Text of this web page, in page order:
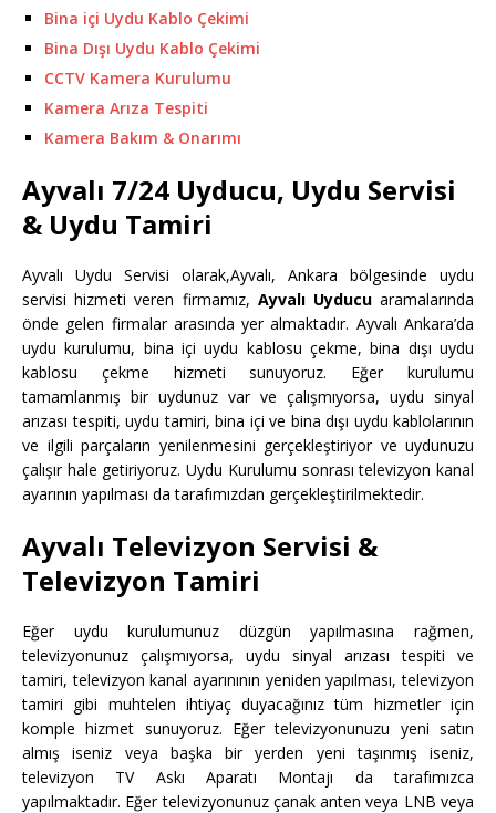
Bina içi Uydu Kablo Çekimi
Bina Dışı Uydu Kablo Çekimi
CCTV Kamera Kurulumu
Kamera Arıza Tespiti
Kamera Bakım & Onarımı
Ayvalı 7/24 Uyducu, Uydu Servisi
& Uydu Tamiri
Ayvalı Uydu Servisi olarak,Ayvalı, Ankara bölgesinde uydu
servisi hizmeti veren firmamız, Ayvalı Uyducuaramalarında
önde gelen firmalar arasında yer almaktadır. Ayvalı Ankara’da
uydu kurulumu, bina içi uydu kablosu çekme, bina dışı uydu
kablosu çekme hizmeti sunuyoruz. Eğer kurulumu
tamamlanmış bir uydunuz var ve çalışmıyorsa, uydu sinyal
arızası tespiti, uydu tamiri, bina içi ve bina dışı uydu kablolarının
ve ilgili parçaların yenilenmesini gerçekleştiriyor ve uydunuzu
çalışır hale getiriyoruz. Uydu Kurulumu sonrası televizyon kanal
ayarının yapılması da tarafımızdan gerçekleştirilmektedir.
Ayvalı Televizyon Servisi &
Televizyon Tamiri
Eğer uydu kurulumunuz düzgün yapılmasına rağmen,
televizyonunuz çalışmıyorsa, uydu sinyal arızası tespiti ve
tamiri, televizyon kanal ayarınının yeniden yapılması, televizyon
tamiri gibi muhtelen ihtiyaç duyacağınız tüm hizmetler için
komple hizmet sunuyoruz. Eğer televizyonunuzu yeni satın
almış iseniz veya başka bir yerden yeni taşınmış iseniz,
televizyon TV Askı Aparatı Montajı da tarafımızca
yapılmaktadır. Eğer televizyonunuz çanak anten veya LNB veya